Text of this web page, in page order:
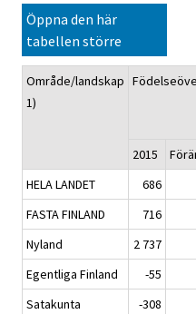
Öppna den här
tabellen större
Område/landskap
1)
2015
HELA LANDET
686
FASTA FINLAND
716
Nyland
2 737
Egentliga Finland
-55
Satakunta
-308